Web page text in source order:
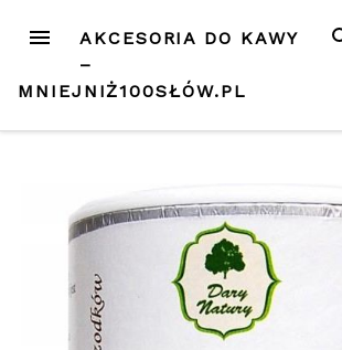
treści
MENU
AKCESORIA DO KAWY
–
MNIEJNIŻ100SŁÓW.PL